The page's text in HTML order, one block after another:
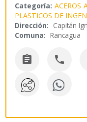
Categoría: ACEROS
PLASTICOS DE
Dirección: Capitán
Comuna: Rancagua
 